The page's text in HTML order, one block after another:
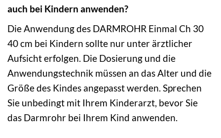
auch bei Kindern anwenden?
Die Anwendung des DARMROHR Einmal Ch 30
40 cm bei Kindern sollte nur unter ärztlicher
Aufsicht erfolgen. Die Dosierung und die
Anwendungstechnik müssen an das Alter und die
Größe des Kindes angepasst werden. Sprechen
Sie unbedingt mit Ihrem Kinderarzt, bevor Sie
das Darmrohr bei Ihrem Kind anwenden.